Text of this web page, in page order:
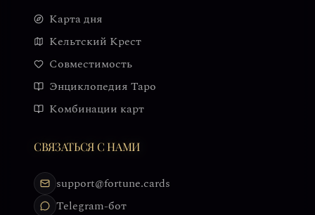
Карта дня
Кельтский Крест
Совместимость
Энциклопедия Таро
Комбинации карт
СВЯЗАТЬСЯ С НАМИ
support@fortune.cards
Telegram-бот